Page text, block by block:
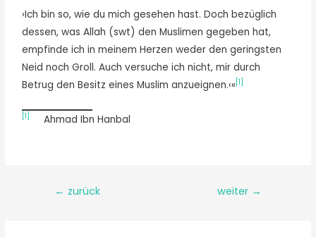
›Ich bin so, wie du mich gesehen hast. Doch bezüglich
dessen, was Allah (swt) den Muslimen gegeben hat,
empfinde ich in meinem Herzen weder den geringsten
Neid noch Groll. Auch versuche ich nicht, mir durch
Betrug den Besitz eines Muslim anzueignen.‹«[1]
[1] Ahmad Ibn Hanbal
← zurück weiter →